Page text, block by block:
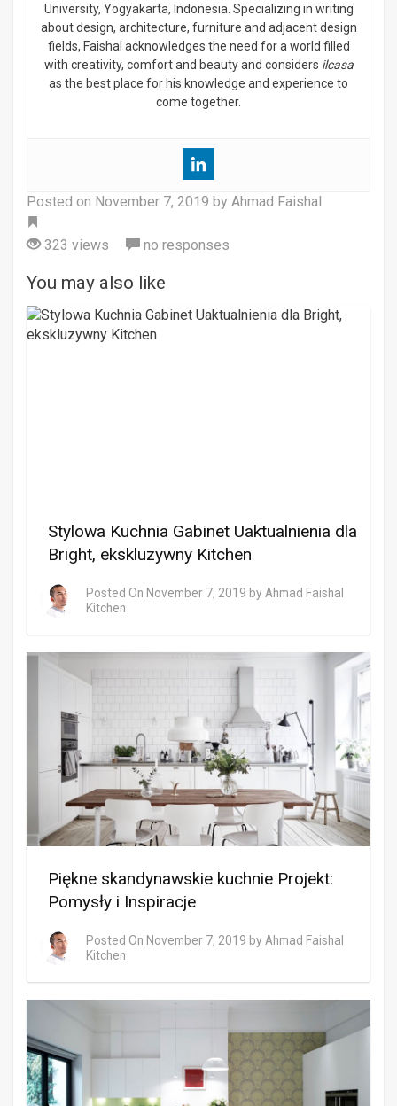
University, Yogyakarta, Indonesia. Specializing in writing
about design, architecture, furniture and adjacent design
fields, Faishal acknowledges the need for a world filled
with creativity, comfort and beauty and considers ilcasa
as the best place for his knowledge and experience to
come together.
Posted on November 7, 2019 by Ahmad Faishal
323 views
no responses
You may also like
Stylowa Kuchnia Gabinet Uaktualnienia dla
Bright, ekskluzywny Kitchen
Posted On November 7, 2019 by Ahmad Faishal
Kitchen
Piękne skandynawskie kuchnie Projekt:
Pomysły i Inspiracje
Posted On November 7, 2019 by Ahmad Faishal
Kitchen